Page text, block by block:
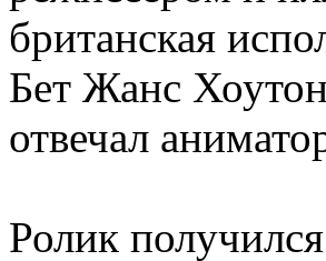
британская
Бет Жанс
отвечал
Ролик